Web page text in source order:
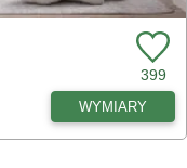
399
WYMIARY